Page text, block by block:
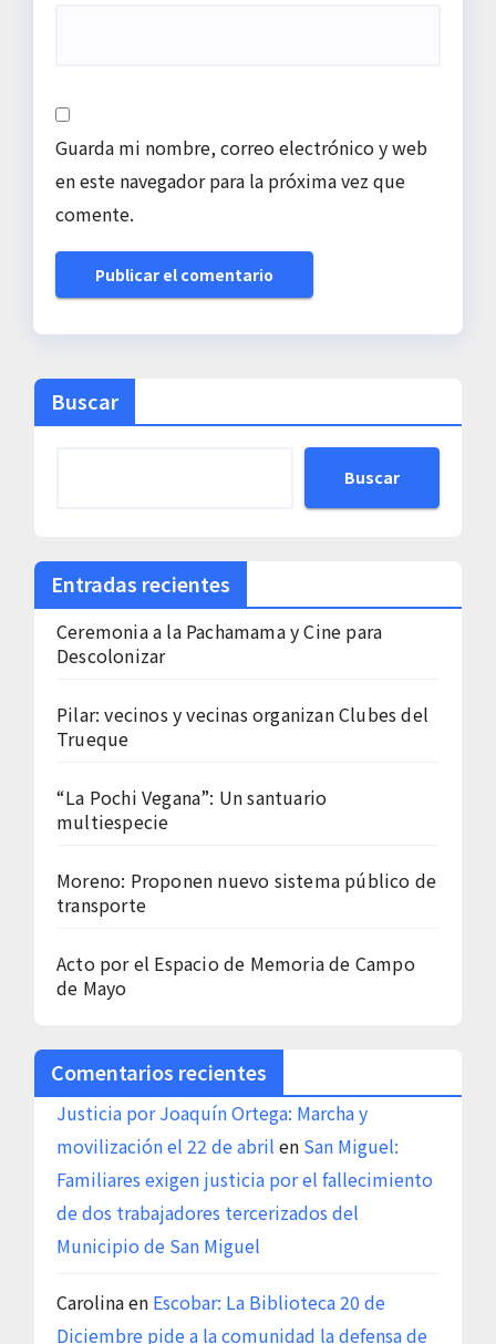
Guarda mi nombre, correo electrónico y web
en este navegador para la próxima vez que
comente.
Buscar
Buscar
Entradas recientes
Ceremonia a la Pachamama y Cine para
Descolonizar
Pilar: vecinos y vecinas organizan Clubes del
Trueque
“La Pochi Vegana”: Un santuario
multiespecie
Moreno: Proponen nuevo sistema público de
transporte
Acto por el Espacio de Memoria de Campo
de Mayo
Comentarios recientes
Justicia por Joaquín Ortega: Marcha y
movilización el 22 de abril en San Miguel:
Familiares exigen justicia por el fallecimiento
de dos trabajadores tercerizados del
Municipio de San Miguel
Carolinaen Escobar: La Biblioteca 20 de
Diciembre pide a la comunidad la defensa de